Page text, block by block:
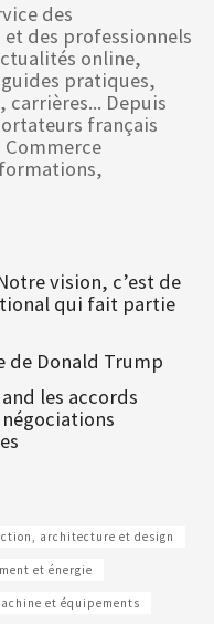
des
des professionnels
online,
pratiques,
Depuis
français
vision, c’est de
qui fait partie
de Donald Trump
les accords
architecture et design
et énergie
et équipements